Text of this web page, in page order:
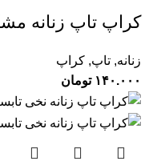
کراپ تاپ زنانه
زنانه, تاپ, کراپ
۱۴۰.۰۰۰ تومان